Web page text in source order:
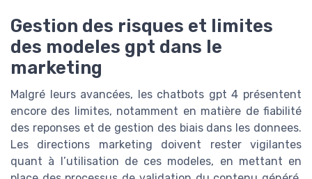
Gestion des risques et limites
des modeles gpt dans le
marketing
Malgré leurs avancées, les chatbots gpt 4 présentent
encore des limites, notamment en matière de fiabilité
des reponses et de gestion des biais dans les donnees.
Les directions marketing doivent rester vigilantes
quant à l’utilisation de ces modeles, en mettant en